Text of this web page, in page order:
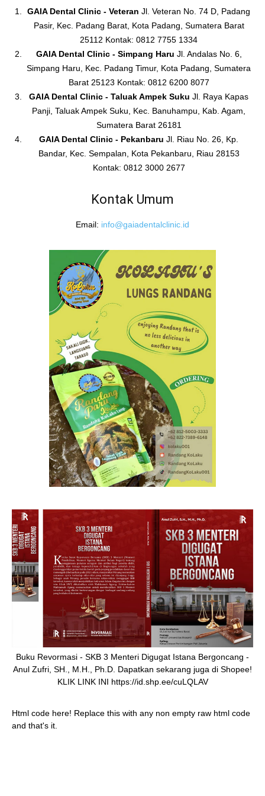
GAIA Dental Clinic - Veteran Jl. Veteran No. 74 D, Padang
Pasir, Kec. Padang Barat, Kota Padang, Sumatera Barat
25112 Kontak: 0812 7755 1334
GAIA Dental Clinic - Simpang Haru Jl. Andalas No. 6,
Simpang Haru, Kec. Padang Timur, Kota Padang, Sumatera
Barat 25123 Kontak: 0812 6200 8077
GAIA Dental Clinic - Taluak Ampek Suku Jl. Raya Kapas
Panji, Taluak Ampek Suku, Kec. Banuhampu, Kab. Agam,
Sumatera Barat 26181
GAIA Dental Clinic - Pekanbaru Jl. Riau No. 26, Kp.
Bandar, Kec. Sempalan, Kota Pekanbaru, Riau 28153
Kontak: 0812 3000 2677
Kontak Umum
Email: info@gaiadentalclinic.id
Buku Revormasi - SKB 3 Menteri Digugat Istana Bergoncang -
Anul Zufri, SH., M.H., Ph.D. Dapatkan sekarang juga di Shopee!
KLIK LINK INI https://id.shp.ee/cuLQLAV
Html code here! Replace this with any non empty raw html code
and that's it.